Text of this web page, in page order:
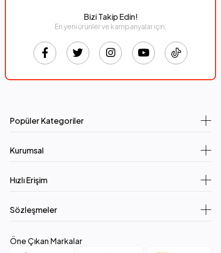
Bizi Takip Edin!
En yeni ürünler ve kampanyalar için,
Popüler Kategoriler
Kurumsal
Hızlı Erişim
Sözleşmeler
Öne Çıkan Markalar